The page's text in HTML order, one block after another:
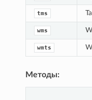
tms
wms
wmts
Методы: